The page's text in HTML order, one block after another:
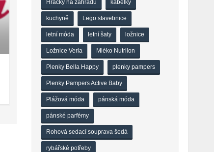
Hračky na zahradu kabelky
kuchyně Lego stavebnice
letní móda letní šaty ložnice
Ložnice Veria Mléko Nutrilon
Plenky Bella Happy plenky pampers
Plenky Pampers Active Baby
Plážová móda pánská móda
pánské parfémy
Rohová sedací souprava šedá
rybářské potřeby